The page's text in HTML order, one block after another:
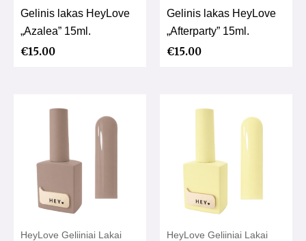
Gelinis lakas HeyLove
„Azalea” 15ml.
€15.00
Gelinis lakas HeyLove
„Afterparty” 15ml.
€15.00
HeyLove Geliiniai Lakai HeyLove Geliiniai Lakai